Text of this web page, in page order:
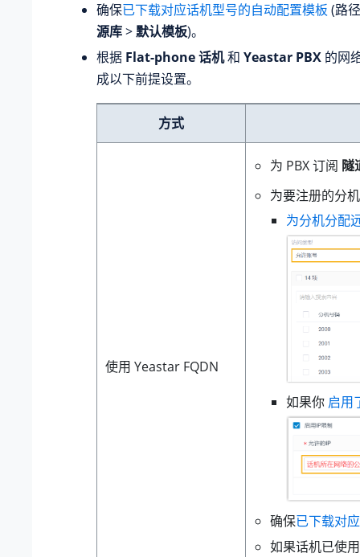
确保已下载对应话机型号的自动配置模板 (路
源库> 默认模板)。
根据 Flat-phone 话机和 Yeastar PBX 的网
成以下前提设置。
方式
使用 Yeastar FQDN
为 PBX 订阅 隧
为要注册的分
为分机分配
如果你 启用
确保已下载对
如果话机已使